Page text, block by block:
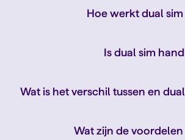
Hoe werkt dual
Is dual sim
Wat is het verschil tussen en
Wat zijn de